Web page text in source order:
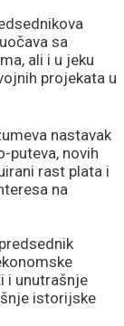
sa
ali i u jeku
projekata u
nastavak
puteva, novih
rast plata i
na
i unutrašnje
istorijske